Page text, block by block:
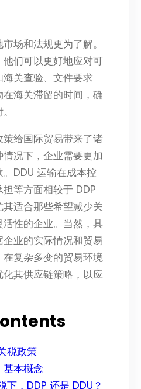
场和法规更为了解。
们可以更好地应对可
关查验、文件要求
海关滞留的时间，确
给国际贸易带来了诸
况下，企业需要更加
DDU 运输在成本控
等方面相较于 DDP
适合那些希望减少关
性的企业。当然，具
业的实际情况和贸易
复杂多变的贸易环境
其供应链策略，以应
税政策​
基本概念​
下，DDP 还是 DDU？​